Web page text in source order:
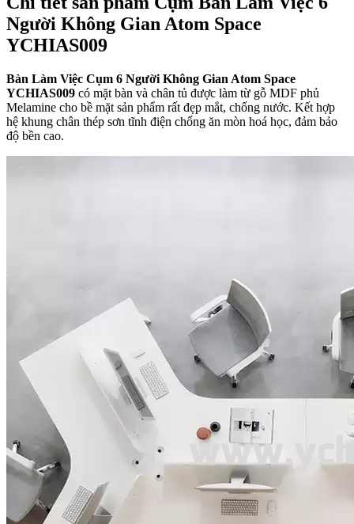
Người Không Gian Atom Space
YCHIAS009
Bàn Làm Việc Cụm 6 Người Không Gian Atom Space
YCHIAS009 có mặt bàn và chân tủ được làm từ gỗ MDF phủ
Melamine cho bề mặt sản phẩm rất đẹp mắt, chống nước. Kết hợp
hệ khung chân thép sơn tĩnh điện chống ăn mòn hoá học, đảm bảo
độ bền cao.